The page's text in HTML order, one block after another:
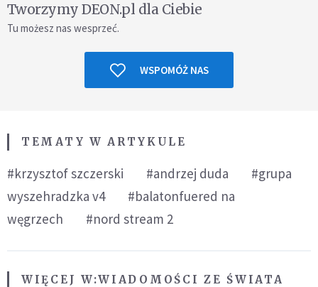
Tworzymy DEON.pl dla Ciebie
Tu możesz nas wesprzeć.
WSPOMÓŻ NAS
TEMATY W ARTYKULE
#krzysztof szczerski #andrzej duda
#grupa
wyszehradzka v4
#balatonfuered na
węgrzech
#nord stream 2
WIĘCEJ W:WIADOMOŚCI ZE ŚWIATA